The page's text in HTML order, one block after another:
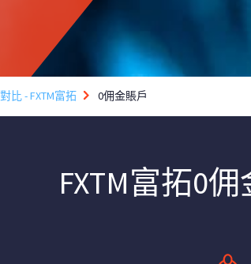
比 - FXTM富拓 0佣金賬戶
FXTM富拓0